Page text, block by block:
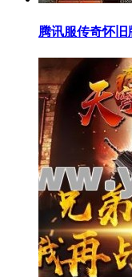
腾讯服传奇怀旧